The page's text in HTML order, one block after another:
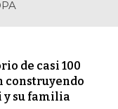
de casi 100
construyendo
y su familia